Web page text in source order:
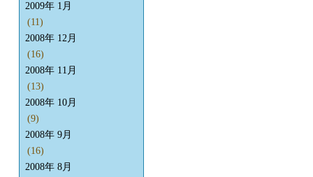
2009年 1月
(11)
2008年 12月
(16)
2008年 11月
(13)
2008年 10月
(9)
2008年 9月
(16)
2008年 8月